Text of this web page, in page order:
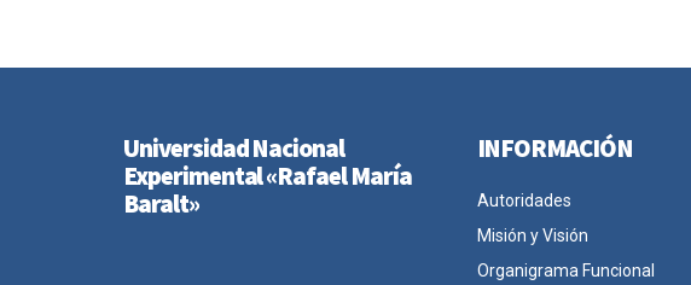
Universidad Nacional
Experimental «Rafael María
Baralt»
INFORMACIÓN
Autoridades
Misión y Visión
Organigrama Funcional